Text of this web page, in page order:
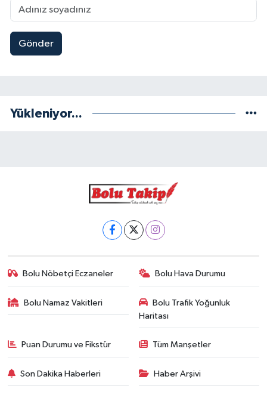
Gönder
Yükleniyor...
Bolu Nöbetçi Eczaneler Bolu Hava Durumu
Bolu Namaz Vakitleri
Bolu Trafik Yoğunluk
Haritası
Puan Durumu ve Fikstür Tüm Manşetler
Son Dakika Haberleri Haber Arşivi